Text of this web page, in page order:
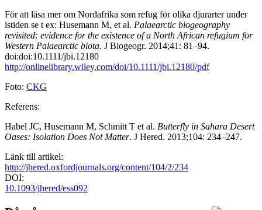
För att läsa mer om Nordafrika som refug för olika djurarter under
istiden se t ex: Husemann M, et al. Palaearctic biogeography
revisited: evidence for the existence of a North African refugium for
Western Palaearctic biota. J Biogeogr. 2014;41: 81–94.
doi:doi:10.1111/jbi.12180
http://onlinelibrary.wiley.com/doi/10.1111/jbi.12180/pdf
Foto: CKG
Referens:
Habel JC, Husemann M, Schmitt T et al. Butterfly in Sahara Desert
Oases: Isolation Does Not Matter. J Hered. 2013;104: 234–247.
Länk till artikel:
http://jhered.oxfordjournals.org/content/104/2/234
DOI:
10.1093/jhered/ess092